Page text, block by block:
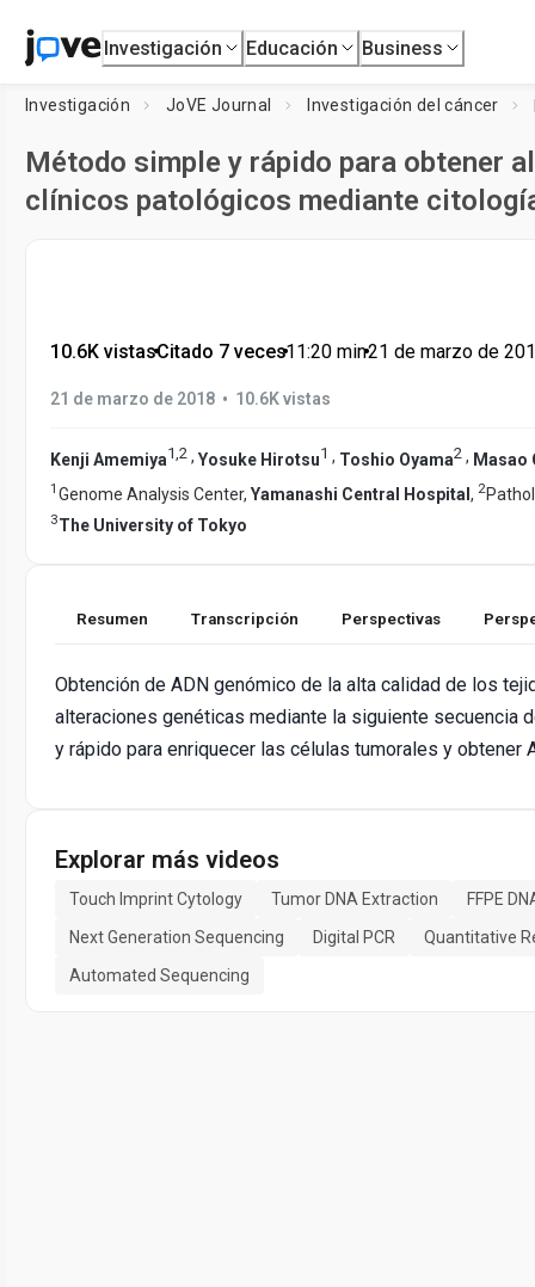
Investigación Educación Business
Investigación JoVE Journal Investigación del cáncer
Método simple y rápido para obtener
clínicos patológicos mediante
10.6K vistas•Citado 7 veces•11:20 min•21 de marzo de
21 de marzo de 2018 • 10.6K vistas
Kenji Amemiya1,2 , Yosuke Hirotsu1 , Toshio Oyama2 , Masao
1 Genome Analysis Center, Yamanashi Central Hospital , 2
3The University of Tokyo
Resumen Transcripción Perspectivas
Obtención de ADN genómico de la alta calidad de los
alteraciones genéticas mediante la siguiente secuencia
y rápido para enriquecer las células tumorales y
Explorar más videos
Touch Imprint Cytology Tumor DNA Extraction
FFPE
Next Generation Sequencing
Digital PCR
Quantitative
Automated Sequencing